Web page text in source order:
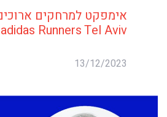
אימפקט למרחקים
adidas Runners Tel Aviv
13/12/2023